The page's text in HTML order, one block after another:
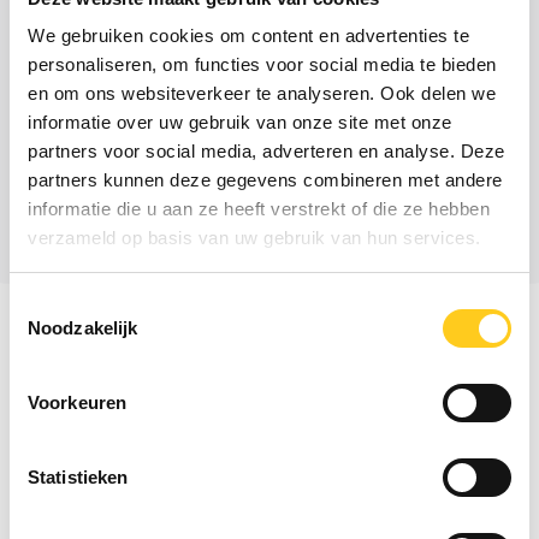
We gebruiken cookies om content en advertenties te
personaliseren, om functies voor social media te bieden
en om ons websiteverkeer te analyseren. Ook delen we
informatie over uw gebruik van onze site met onze
partners voor social media, adverteren en analyse. Deze
partners kunnen deze gegevens combineren met andere
informatie die u aan ze heeft verstrekt of die ze hebben
verzameld op basis van uw gebruik van hun services.
Noodzakelijk
Voorkeuren
Statistieken
hierin het goede voorbeeld geven.
Om duurzame verandering vast te houden,
borgen we de veranderingen niet alleen in
processen, systemen en gedrag, maar ook
door het opleiden en ontwikkelen van eigen
mensen om zelf vervolg te geven aan de
ingeslagen weg en continu te blijven
verbeteren.
Meewerken Ontwikkeling